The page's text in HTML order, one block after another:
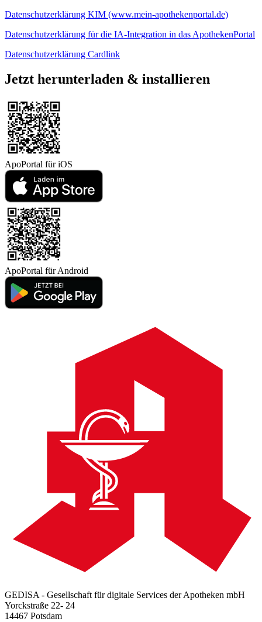
Datenschutzerklärung KIM (www.mein-apothekenportal.de)
Datenschutzerklärung für die IA-Integration in das ApothekenPortal
Datenschutzerklärung Cardlink
Jetzt herunterladen & installieren
ApoPortal füriOS
ApoPortal fürAndroid
GEDISA - Gesellschaft für digitale Services der Apotheken mbH
Yorckstraße 22- 24
14467 Potsdam